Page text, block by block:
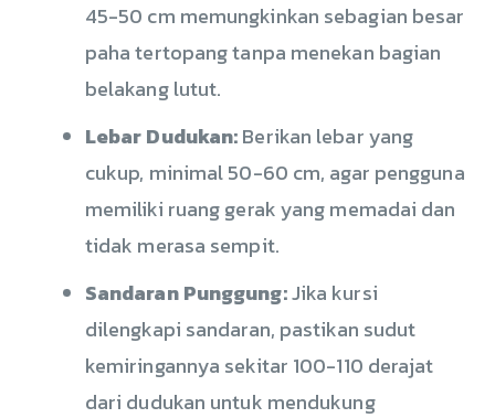
45-50 cm memungkinkan sebagian besar
paha tertopang tanpa menekan bagian
belakang lutut.
Lebar Dudukan:Berikan lebar yang
cukup, minimal 50-60 cm, agar pengguna
memiliki ruang gerak yang memadai dan
tidak merasa sempit.
Sandaran Punggung:Jika kursi
dilengkapi sandaran, pastikan sudut
kemiringannya sekitar 100-110 derajat
dari dudukan untuk mendukung